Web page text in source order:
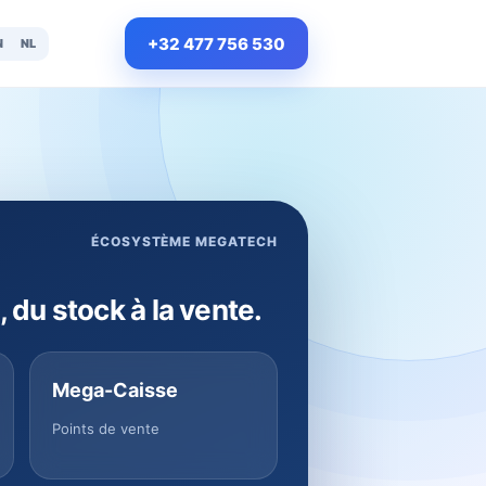
NL +32 477 756 530
ÉCOSYSTÈME MEGATECH
du stock à la vente.
Mega-Caisse
Points de vente